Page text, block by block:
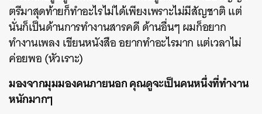
ตรีมาสุดท้ายก็ทำอะไรไม่ได้เพียงเพราะไม่มีสัญชาติ แต่
นั่นก็เป็นด้านการทำงานสารคดี ด้านอื่นๆ ผมก็อยาก
ทำงานเพลง เขียนหนังสือ อยากทำอะไรมาก แต่เวลาไม่
ค่อยพอ (หัวเราะ)
มองจากมุมมองคนภายนอก คุณดูจะเป็นคนหนึ่งที่ทำงาน
หนักมากๆ